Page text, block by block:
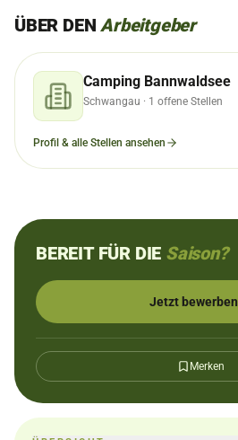
ÜBER DENArbeitgeber
Camping Bannwaldsee
Schwangau · 1 offene Stellen
Profil & alle Stellen ansehen
BEREIT FÜR DIE Saison?
Jetzt bewerben
Merken